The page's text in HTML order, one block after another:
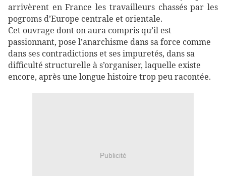
arrivèrent en France les travailleurs chassés par les
pogroms d’Europe centrale et orientale.
Cet ouvrage dont on aura compris qu’il est
passionnant, pose l’anarchisme dans sa force comme
dans ses contradictions et ses impuretés, dans sa
difficulté structurelle à s’organiser, laquelle existe
encore, après une longue histoire trop peu racontée.
Publicité